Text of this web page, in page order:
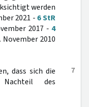
werden
2021 - 6 StR
2017 - 4
November 2010
7
dass sich die
des